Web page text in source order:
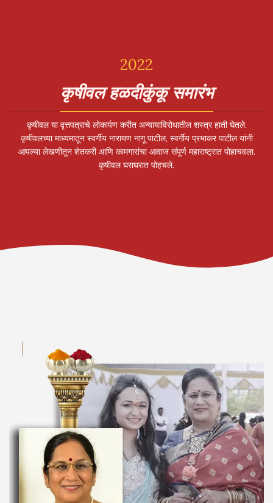
2022
कृषीवल हळदीकुंकू समारंभ
कृषीवल या वृत्तपत्राचे लोकार्पण करीत अन्यायाविरोधातील शस्त्र हाती घेतले.
कृषीवलच्या माध्यमातून स्वर्गीय नारायण नागू पाटील, स्वर्गीय प्रभाकर पाटील यांनी
आपल्या लेखणीतून शेतकरी आणि कामगारांचा आवाज संपूर्ण महाराष्ट्रात पोहाचवला.
कृषीवल घराघरात पोहचले.